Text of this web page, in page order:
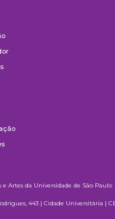
e Artes da Universidade de São Paulo
443 | Cidade Universitária |